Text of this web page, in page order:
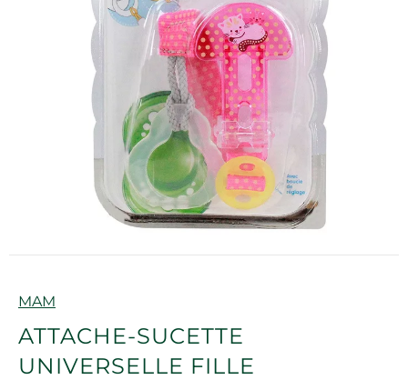
Marque
MAM
ATTACHE-SUCETTE
UNIVERSELLE FILLE